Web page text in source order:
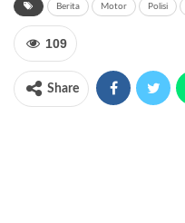
Berita Motor Polisi
109
Share